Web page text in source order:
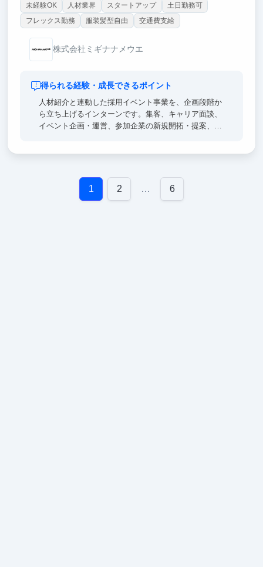
未経験OK
人材業界 スタートアップ
土日勤務可
フレックス勤務
服装髪型自由 交通費支給
株式会社ミギナナメウエ
得られる経験・成長できるポイント
人材紹介と連動した採用イベント事業を、企画段階か
ら立ち上げるインターンです。集客、キャリア面談、
イベント企画・運営、参加企業の新規開拓・提案、数
業・マーケティング・企画・採用を横断して学べるた
め、将来起業したい方や、事業開発・コンサル・人材
1 2 … 6